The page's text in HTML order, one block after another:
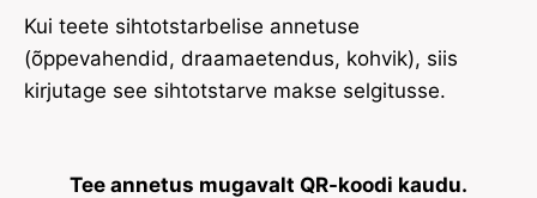
Kui teete sihtotstarbelise annetuse
(õppevahendid, draamaetendus, kohvik), siis
kirjutage see sihtotstarve makse selgitusse.
Tee annetus mugavalt QR-koodi kaudu.